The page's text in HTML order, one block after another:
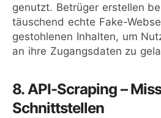
genutzt. Betrüger erstellen
täuschend echte Fake-
gestohlenen Inhalten, um
an ihre Zugangsdaten zu
8. API-Scraping –
Schnittstellen